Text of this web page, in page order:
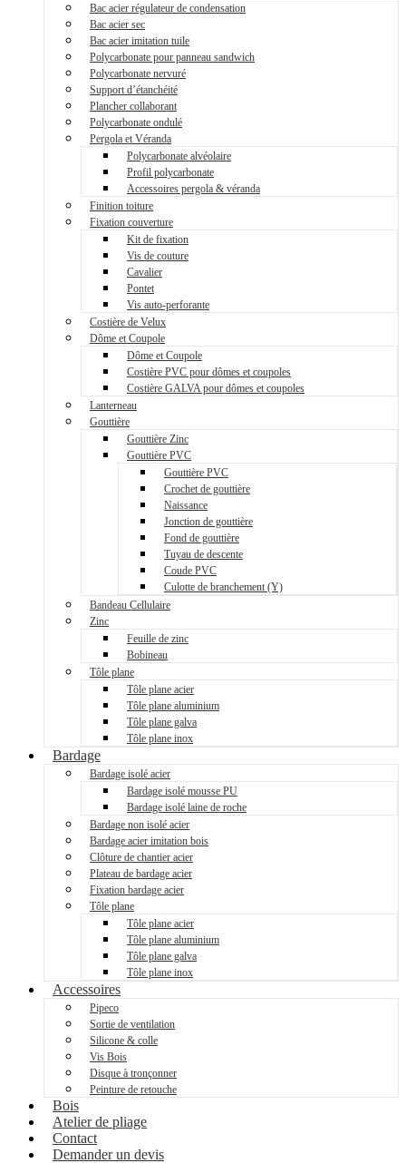
Bac acier régulateur de condensation
Bac acier sec
Bac acier imitation tuile
Polycarbonate pour panneau sandwich
Polycarbonate nervuré
Support d’étanchéité
Plancher collaborant
Polycarbonate ondulé
Pergola et Véranda
Polycarbonate alvéolaire
Profil polycarbonate
Accessoires pergola & véranda
Finition toiture
Fixation couverture
Kit de fixation
Vis de couture
Cavalier
Pontet
Vis auto-perforante
Costière de Velux
Dôme et Coupole
Dôme et Coupole
Costière PVC pour dômes et coupoles
Costière GALVA pour dômes et coupoles
Lanterneau
Gouttière
Gouttière Zinc
Gouttière PVC
Gouttière PVC
Crochet de gouttière
Naissance
Jonction de gouttière
Fond de gouttière
Tuyau de descente
Coude PVC
Culotte de branchement (Y)
Bandeau Cellulaire
Zinc
Feuille de zinc
Bobineau
Tôle plane
Tôle plane acier
Tôle plane aluminium
Tôle plane galva
Tôle plane inox
Bardage
Bardage isolé acier
Bardage isolé mousse PU
Bardage isolé laine de roche
Bardage non isolé acier
Bardage acier imitation bois
Clôture de chantier acier
Plateau de bardage acier
Fixation bardage acier
Tôle plane
Tôle plane acier
Tôle plane aluminium
Tôle plane galva
Tôle plane inox
Accessoires
Pipeco
Sortie de ventilation
Silicone & colle
Vis Bois
Disque à tronçonner
Peinture de retouche
Bois
Atelier de pliage
Contact
Demander un devis